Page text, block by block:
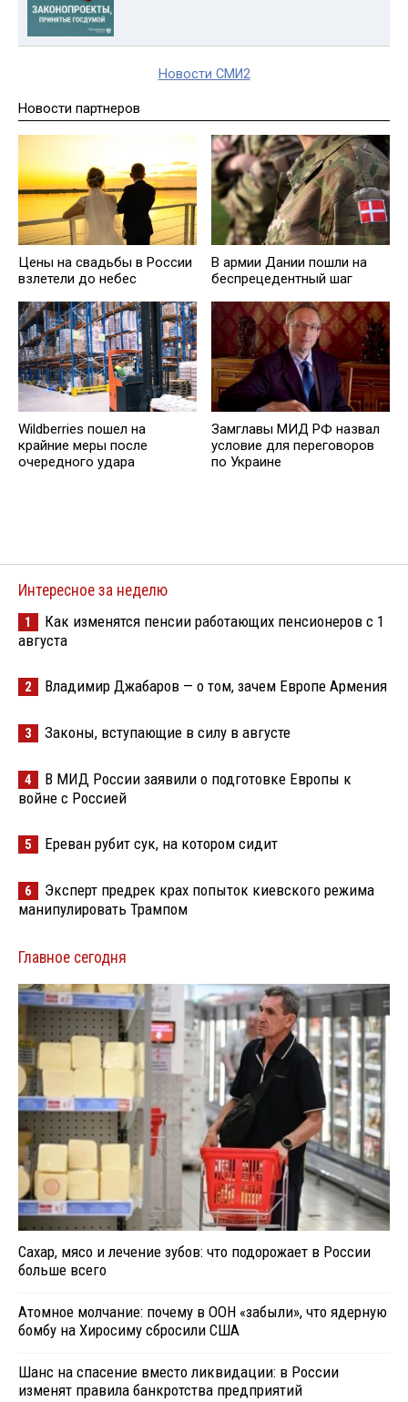
Новости СМИ2
Новости партнеров
Цены на свадьбы в России
взлетели до небес
В армии Дании пошли на
беспрецедентный шаг
Wildberries пошел на
крайние меры после
очередного удара
Замглавы МИД РФ назвал
условие для переговоров
по Украине
Интересное за неделю
1
Как изменятся пенсии работающих пенсионеров с 1
августа
2 Владимир Джабаров — о том, зачем Европе Армения
3 Законы, вступающие в силу в августе
4
В МИД России заявили о подготовке Европы к
войне с Россией
5 Ереван рубит сук, на котором сидит
6
Эксперт предрек крах попыток киевского режима
манипулировать Трампом
Главное сегодня
Сахар, мясо и лечение зубов: что подорожает в России
больше всего
Атомное молчание: почему в ООН «забыли», что ядерную
бомбу на Хиросиму сбросили США
Шанс на спасение вместо ликвидации: в России
изменят правила банкротства предприятий